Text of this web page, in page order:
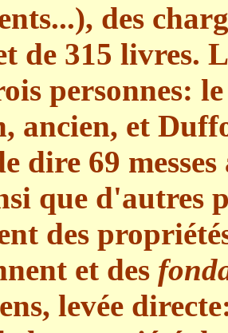
des
de 315 livres.
personnes:
ancien, et
dire 69
que d'autres
des
et des
levée